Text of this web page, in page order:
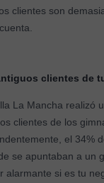
clientes son
clientes de
La Mancha realizó
clientes de los
el 34%
se apuntaban a un
alarmante si es tu